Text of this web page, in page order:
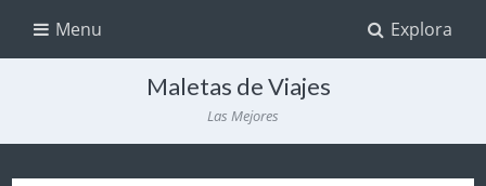
Explora
Menu
Maletas de Viajes
Las Mejores